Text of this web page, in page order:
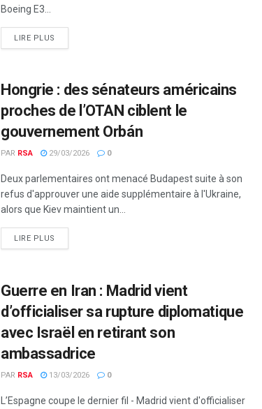
Boeing E3...
LIRE PLUS
Hongrie : des sénateurs américains
proches de l’OTAN ciblent le
gouvernement Orbán
PAR RSA 29/03/2026 0
Deux parlementaires ont menacé Budapest suite à son
refus d'approuver une aide supplémentaire à l'Ukraine,
alors que Kiev maintient un...
LIRE PLUS
Guerre en Iran : Madrid vient
d’officialiser sa rupture diplomatique
avec Israël en retirant son
ambassadrice
PAR RSA 13/03/2026 0
L’Espagne coupe le dernier fil - Madrid vient d'officialiser